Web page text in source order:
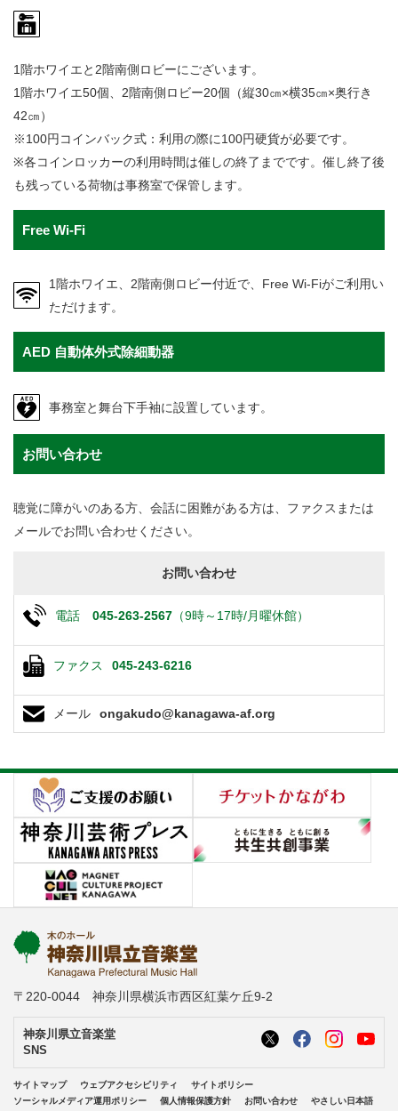
1階ホワイエと2階南側ロビーにございます。
1階ホワイエ50個、2階南側ロビー20個（縦30㎝×横35㎝×奥行き
42㎝）
※100円コインバック式：利用の際に100円硬貨が必要です。
※各コインロッカーの利用時間は催しの終了までです。催し終了後
も残っている荷物は事務室で保管します。
Free Wi-Fi
1階ホワイエ、2階南側ロビー付近で、Free Wi-Fiがご利用い
ただけます。
AED 自動体外式除細動器
事務室と舞台下手袖に設置しています。
お問い合わせ
聴覚に障がいのある方、会話に困難がある方は、ファクスまたは
メールでお問い合わせください。
お問い合わせ
電話 045-263-2567 （9時～17時/月曜休館）
ファクス 045-243-6216
メール ongakudo@kanagawa-af.org
〒220-0044 神奈川県横浜市西区紅葉ケ丘9-2
神奈川県立音楽堂
SNS
サイトマップ ウェブアクセシビリティ
サイトポリシー
ソーシャルメディア運用ポリシー
個人情報保護方針 お問い合わせ やさしい日本語